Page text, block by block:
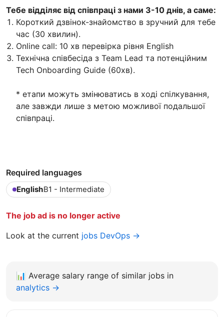
Тебе відділяє від співпраці з нами 3-10 днів, а саме:
Короткий дзвінок-знайомство в зручний для тебе
час (30 хвилин).
Online call: 10 хв перевірка рівня English
Технічна співбесіда з Team Lead та потенційним
Tech Onboarding Guide (60хв).
* етапи можуть змінюватись в ході спілкування,
але завжди лише з метою можливої подальшої
співпраці.
Required languages
EnglishB1 - Intermediate
The job ad is no longer active
Look at the current jobs DevOps →
📊 Average salary range of similar jobs in
analytics →